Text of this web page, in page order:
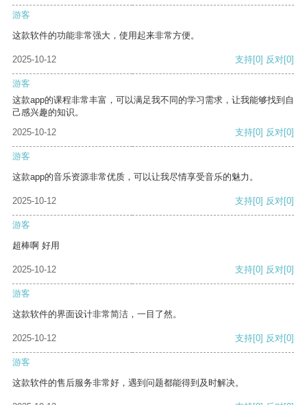
游客
这款软件的功能非常强大，使用起来非常方便。
2025-10-12 支持[0] 反对[0]
游客
这款app的课程非常丰富，可以满足我不同的学习需求，让我能够找到自
己感兴趣的知识。
2025-10-12
支持[0] 反对[0]
游客
这款app的音乐资源非常优质，可以让我尽情享受音乐的魅力。
2025-10-12 支持[0] 反对[0]
游客
超棒啊 好用
2025-10-12 支持[0] 反对[0]
游客
这款软件的界面设计非常简洁，一目了然。
2025-10-12 支持[0] 反对[0]
游客
这款软件的售后服务非常好，遇到问题都能得到及时解决。